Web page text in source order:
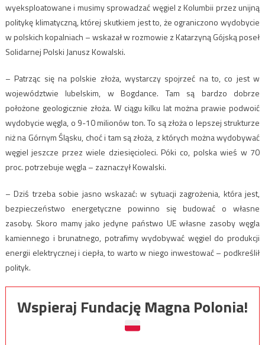
wyeksploatowane i musimy sprowadzać węgiel z Kolumbii przez unijną
politykę klimatyczną, której skutkiem jest to, że ograniczono wydobycie
w polskich kopalniach – wskazał w rozmowie z Katarzyną Gójską poseł
Solidarnej Polski Janusz Kowalski.
– Patrząc się na polskie złoża, wystarczy spojrzeć na to, co jest w
województwie lubelskim, w Bogdance. Tam są bardzo dobrze
położone geologicznie złoża. W ciągu kilku lat można prawie podwoić
wydobycie węgla, o 9-10 milionów ton. To są złoża o lepszej strukturze
niż na Górnym Śląsku, choć i tam są złoża, z których można wydobywać
węgiel jeszcze przez wiele dziesięcioleci. Póki co, polska wieś w 70
proc. potrzebuje węgla – zaznaczył Kowalski.
– Dziś trzeba sobie jasno wskazać: w sytuacji zagrożenia, która jest,
bezpieczeństwo energetyczne powinno się budować o własne
zasoby. Skoro mamy jako jedyne państwo UE własne zasoby węgla
kamiennego i brunatnego, potrafimy wydobywać węgiel do produkcji
energii elektrycznej i ciepła, to warto w niego inwestować – podkreślił
polityk.
Wspieraj Fundację Magna Polonia!